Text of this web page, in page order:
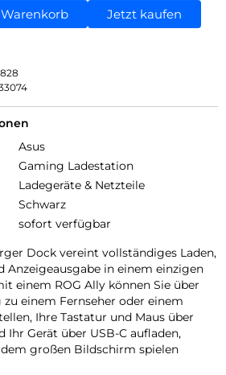
Jetzt kaufen
Asus
Gaming Ladestation
Ladegeräte & Netzteile
Schwarz
sofort verfügbar
Dock vereint vollständiges Laden,
Anzeigeausgabe in einem einzigen
einem ROG Ally können Sie über
einem Fernseher oder einem
Ihre Tastatur und Maus über
Ihr Gerät über USB-C aufladen,
großen Bildschirm spielen